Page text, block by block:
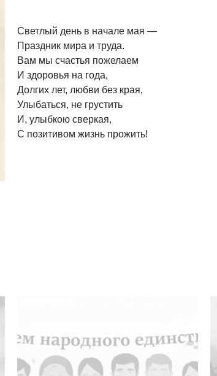
Светлый день в начале мая —
Праздник мира и труда.
Вам мы счастья пожелаем
И здоровья на года,
Долгих лет, любви без края,
Улыбаться, не грустить
И, улыбкою сверкая,
С позитивом жизнь прожить!